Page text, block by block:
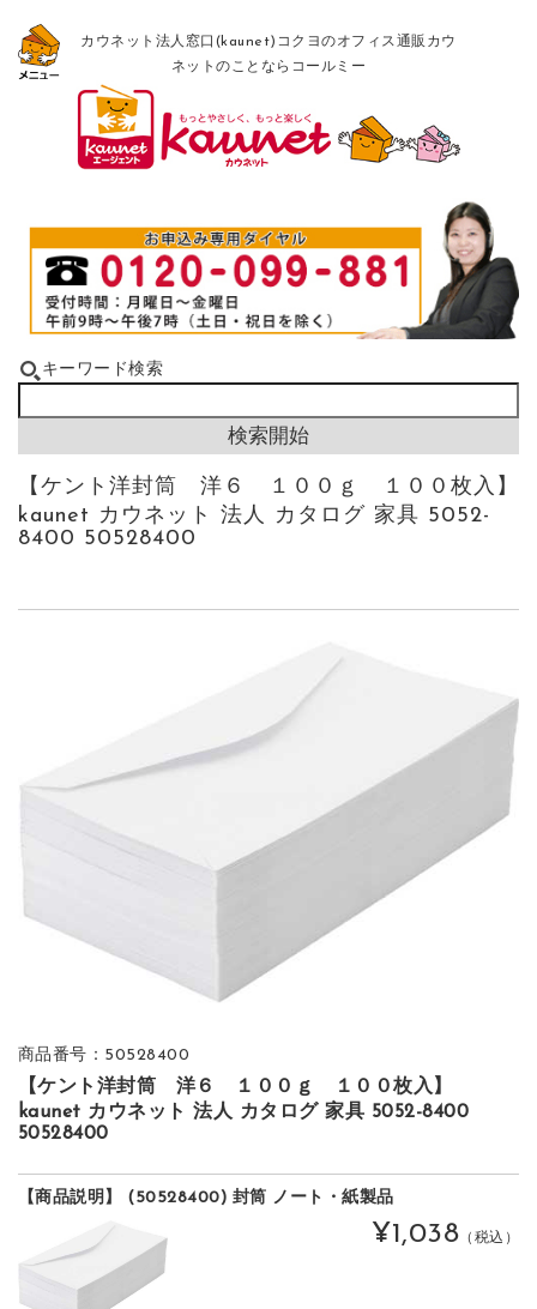
カウネット法人窓口(kaunet)コクヨのオフィス通販カウ
ネットのことならコールミー
キーワード検索
【ケント洋封筒 洋６ １００ｇ １００枚入】
kaunet カウネット 法人 カタログ 家具 5052-
8400 50528400
商品番号：50528400
【ケント洋封筒 洋６ １００ｇ １００枚入】
kaunet カウネット 法人 カタログ 家具 5052-8400
50528400
【商品説明】 (50528400) 封筒 ノート・紙製品
¥1,038 （税込）